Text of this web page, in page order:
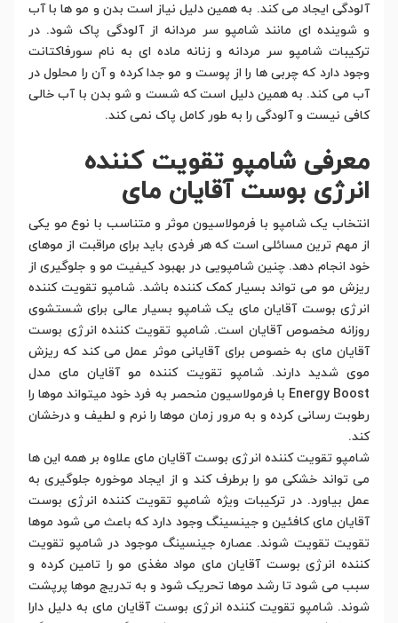
آلودگی ایجاد می کند. به همین دلیل نیاز است بدن و مو ها با آب
و شوینده ای مانند شامپو سر مردانه از آلودگی پاک شود. در
ترکیبات شامپو سر مردانه و زنانه ماده ای به نام سورفاکتانت
وجود دارد که چربی ها را از پوست و مو جدا کرده و آن را محلول در
آب می کند. به همین دلیل است که شست و شو بدن با آب خالی
کافی نیست و آلودگی را به طور کامل پاک نمی کند.
معرفی شامپو تقویت کننده
انرژی بوست آقایان مای
انتخاب یک شامپو با فرمولاسیون موثر و متناسب با نوع مو یکی
از مهم ترین مسائلی است که هر فردی باید برای مراقبت از موهای
خود انجام دهد. چنین شامپویی در بهبود کیفیت مو و جلوگیری از
ریزش مو می تواند بسیار کمک کننده باشد. شامپو تقویت کننده
انرژی بوست آقایان مای یک شامپو بسیار عالی برای شستشوی
روزانه مخصوص آقایان است. شامپو تقویت کننده انرژی بوست
آقایان مای به خصوص برای آقایانی موثر عمل می کند که ریزش
موی شدید دارند. شامپو تقویت کننده مو آقایان مای مدل
Energy Boost با فرمولاسیون منحصر به فرد خود میتواند موها را
رطوبت رسانی کرده و به مرور زمان موها را نرم و لطیف و درخشان
کند.
شامپو تقویت کننده انرژی بوست آقایان مای علاوه بر همه این ها
می تواند خشکی مو را برطرف کند و از ایجاد موخوره جلوگیری به
عمل بیاورد. در ترکیبات ویژه شامپو تقویت کننده انرژی بوست
آقایان مای کافئین و جینسینگ وجود دارد که باعث می شود موها
تقویت تقویت شوند. عصاره جینسینگ موجود در شامپو تقویت
کننده انرژی بوست آقایان مای مواد مغذی مو را تامین کرده و
سبب می شود تا رشد موها تحریک شود و به تدریج موها پرپشت
شوند. شامپو تقویت کننده انرژی بوست آقایان مای به دلیل دارا